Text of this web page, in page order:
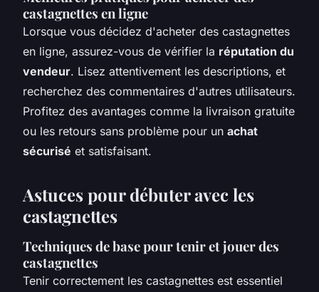
castagnettes en ligne
Lorsque vous décidez d'acheter des castagnettes
en ligne, assurez-vous de vérifier la réputation du
vendeur. Lisez attentivement les descriptions, et
recherchez des commentaires d'autres utilisateurs.
Profitez des avantages comme la livraison gratuite
ou les retours sans problème pour un achat
sécurisé et satisfaisant.
Astuces pour débuter avec les
castagnettes
Techniques de base pour tenir et jouer des
castagnettes
Tenir correctement les castagnettes est essentiel